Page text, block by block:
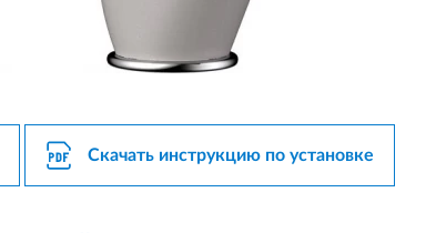
Скачать инструкцию по установке